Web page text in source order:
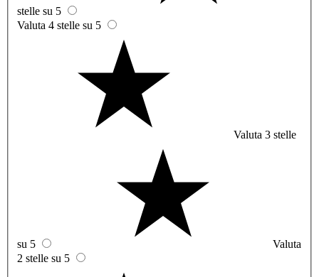
stelle su 5
Valuta 4 stelle su 5
Valuta 3 stelle
su 5
Valuta
2 stelle su 5